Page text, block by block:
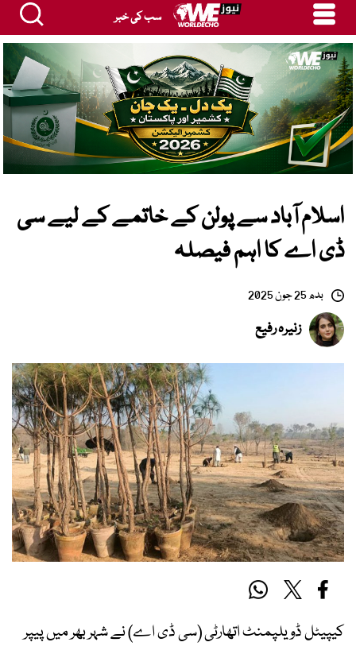
سب کی خبر
اسلام آباد سے پولن کے خاتمے کے لیے سی
ڈی اے کا اہم فیصلہ
بدھ 25 جون 2025
زنیرہ رفیع
کیپیٹل ڈویلپمنٹ اتھارٹی (سی ڈی اے) نے شہر بھر میں پیپر